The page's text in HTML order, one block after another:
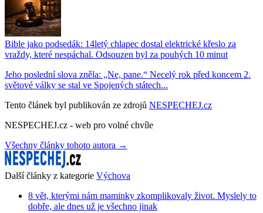
Bible jako podsedák: 14letý chlapec dostal elektrické křeslo za
vraždy, které nespáchal. Odsouzen byl za pouhých 10 minut
Jeho poslední slova zněla: „Ne, pane.“ Necelý rok před koncem 2.
světové války se stal ve Spojených státech...
Tento článek byl publikován ze zdrojů NESPECHEJ.cz
NESPECHEJ.cz - web pro volné chvíle
Všechny články tohoto autora →
Další články z kategorie Výchova
8 vět, kterými nám maminky zkomplikovaly život. Myslely to
dobře, ale dnes už je všechno jinak